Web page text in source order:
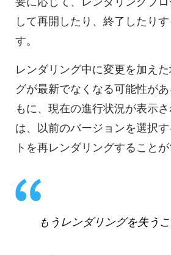
して再開したり、終了したり
す。
レンダリング中に変更を加え
グが最新でなくなる可能性が
もに、現在の進行状況が表示
は、以前のバージョンを選択
トを再レンダリングすることが
もうレンダリングを失う